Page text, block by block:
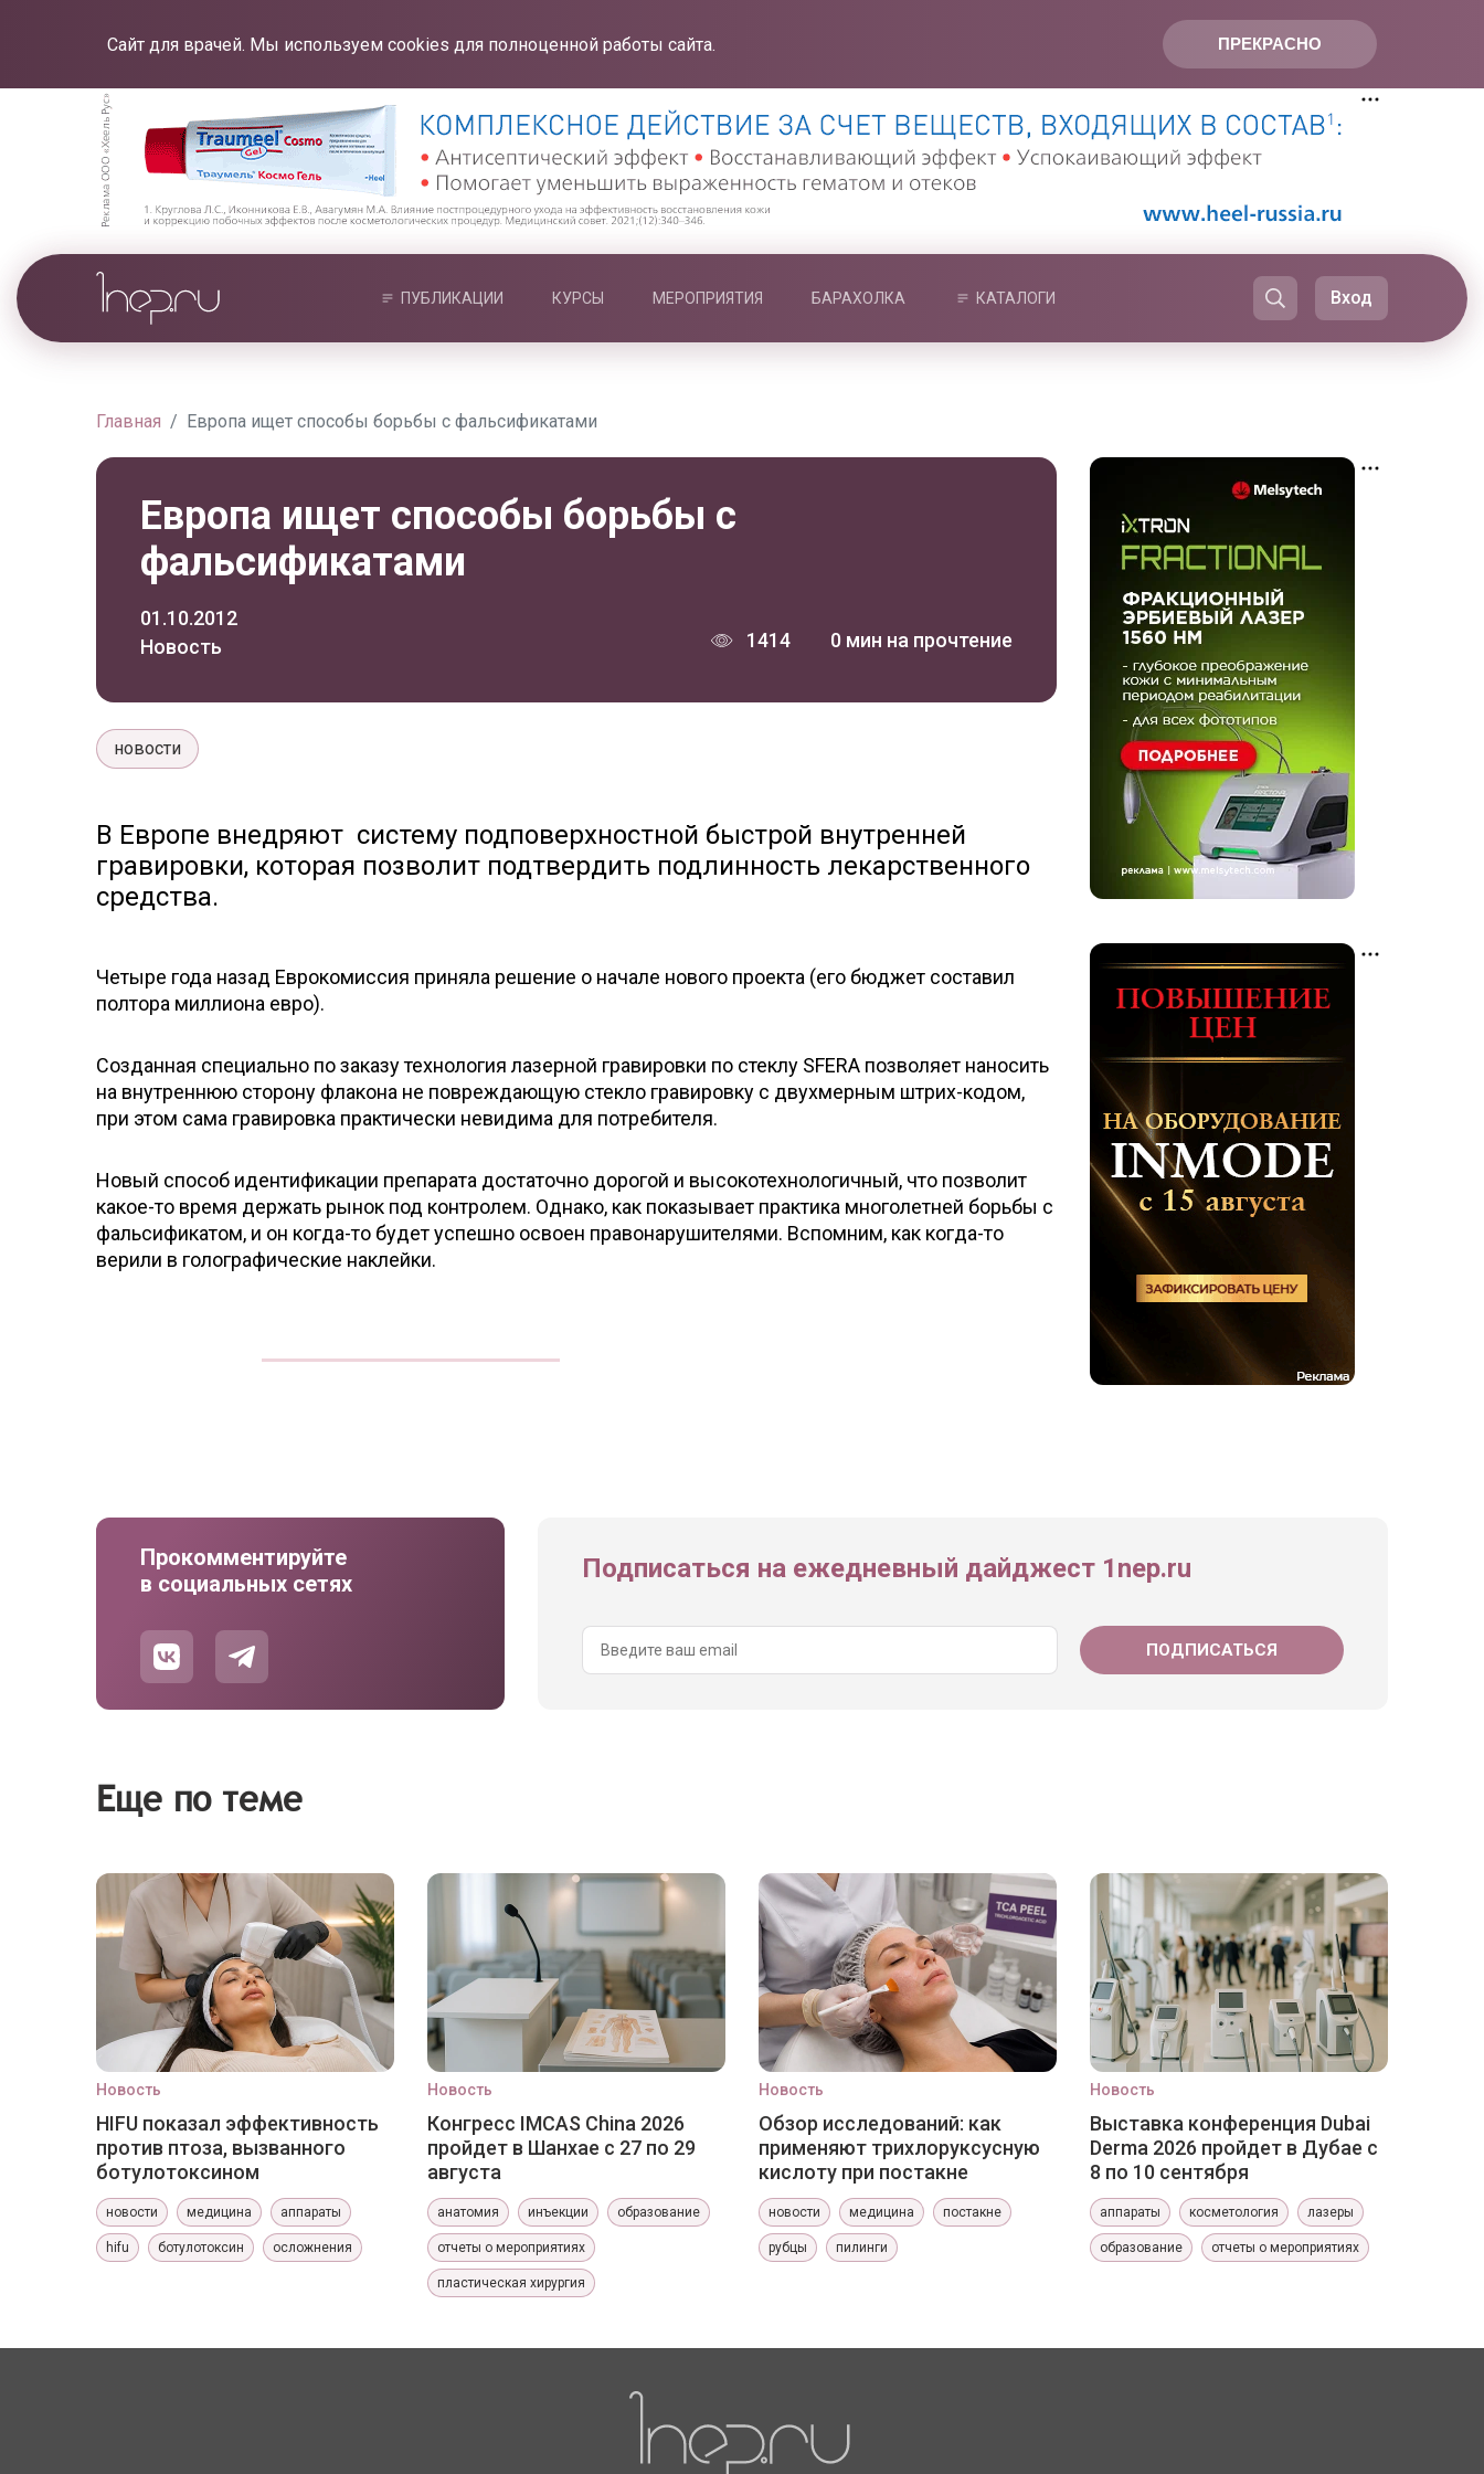
ПРЕКРАСНО
Сайт для врачей. Мы используем cookies для полноценной работы сайта.
ПУБЛИКАЦИИ КУРСЫ МЕРОПРИЯТИЯ БАРАХОЛКА КАТАЛОГИ Вход
Главная Европа ищет способы борьбы с фальсификатами
Европа ищет способы борьбы с
фальсификатами
01.10.2012
Новость
1414 0 мин на прочтение
новости
В Европе внедряют систему подповерхностной быстрой внутренней
гравировки, которая позволит подтвердить подлинность лекарственного
средства.
Четыре года назад Еврокомиссия приняла решение о начале нового проекта (его бюджет составил
полтора миллиона евро).
Созданная специально по заказу технология лазерной гравировки по стеклу SFERA позволяет наносить
на внутреннюю сторону флакона не повреждающую стекло гравировку с двухмерным штрих-кодом,
при этом сама гравировка практически невидима для потребителя.
Новый способ идентификации препарата достаточно дорогой и высокотехнологичный, что позволит
какое-то время держать рынок под контролем. Однако, как показывает практика многолетней борьбы с
фальсификатом, и он когда-то будет успешно освоен правонарушителями. Вспомним, как когда-то
верили в голографические наклейки.
Прокомментируйте
в социальных сетях
Подписаться на ежедневный дайджест 1nep.ru
Еще по теме
Новость
HIFU показал эффективность
против птоза, вызванного
ботулотоксином
новости медицина аппараты
hifu ботулотоксин осложнения
Новость
Конгресс IMCAS China 2026
пройдет в Шанхае с 27 по 29
августа
анатомия инъекции образование
отчеты о мероприятиях
пластическая хирургия
Новость
Обзор исследований: как
применяют трихлоруксусную
кислоту при постакне
новости медицина постакне
рубцы пилинги
Новость
Выставка конференция Dubai
Derma 2026 пройдет в Дубае с
8 по 10 сентября
аппараты косметология лазеры
образование отчеты о мероприятиях